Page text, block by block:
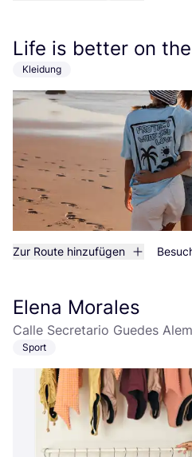
Life is better on
Kleidung
Zur Route hinzufügen
Elena Morales
Calle Secretario Guedes
Sport